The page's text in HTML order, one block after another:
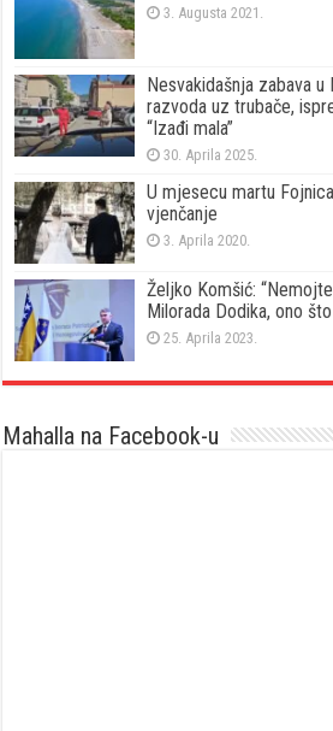
3. Augusta 2021.
Nesvakidašnja zabava
razvoda uz trubače,
“Izađi mala”
30. Aprila 2025.
U mjesecu martu
vjenčanje
3. Aprila 2020.
Željko Komšić:
Milorada Dodika, ono
25. Aprila 2023.
Mahalla na Facebook-u